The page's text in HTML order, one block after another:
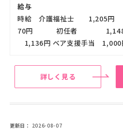
給与
時給 介護福祉士
70円 初任者
1,136円 ベア支援手当 1,000
詳しく見る
更新日 2026-08-07